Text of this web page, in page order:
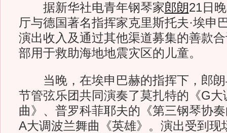
据新华社电青年钢琴家郎朗21日
厅与德国著名指挥家克里斯托夫·埃申
演出收入及通过其他渠道募集的善款
部用于救助海地地震灾区的儿童。
当晚，在埃申巴赫的指挥下，郎朗
节管弦乐团共同演奏了莫扎特的《G
曲》、普罗科菲耶夫的《第三钢琴协
A大调波兰舞曲《英雄》。演出受到现